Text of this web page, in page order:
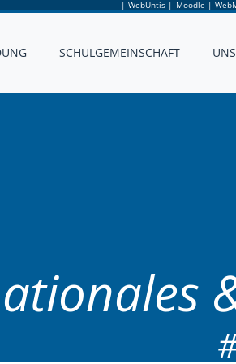
| WebUntis | Moodle |
SCHULGEMEINSCHAFT